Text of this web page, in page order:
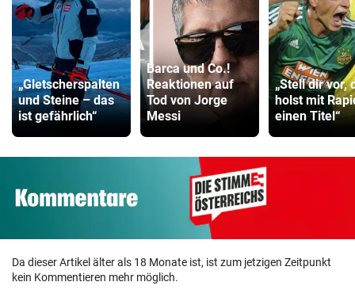
„Gletscherspalten
und Steine – das
ist gefährlich“
Barca und Co.!
Reaktionen auf
Tod von Jorge
Messi
„Stell dir vor,
holst mit
einen Titel“
Da dieser Artikel älter als 18 Monate ist, ist zum jetzigen Zeitpunkt
kein Kommentieren mehr möglich.